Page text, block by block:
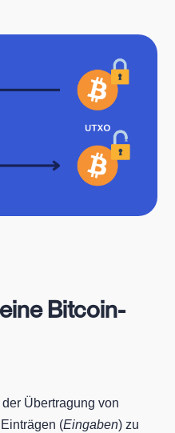
Bitcoin-
Übertragung von
(Eingaben) zu